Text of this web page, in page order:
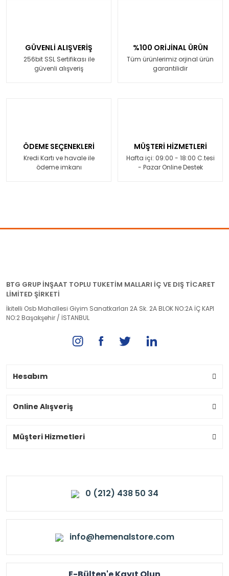
GÜVENLİ ALIŞVERİŞ
256bit SSL Sertifikası ile
güvenli alışveriş
%100 ORİJİNAL ÜRÜN
Tüm ürünlerimiz orjinal ürün
garantilidir
ÖDEME SEÇENEKLERİ
Kredi Kartı ve havale ile
ödeme imkanı
MÜŞTERİ HİZMETLERİ
Hafta içi: 09:00 - 18:00 C.tesi
- Pazar Online Destek
BTG GRUP İNŞAAT TOPLU TUKETİM MALLARI İÇ VE DIŞ TİCARET
LİMİTED ŞİRKETİ
İkitelli Osb Mahallesi Giyim Sanatkarları 2A Sk. 2A BLOK NO:2A İÇ KAPI
NO:2 Başakşehir / İSTANBUL
Hesabım
Online Alışveriş
Müşteri Hizmetleri
0 (212) 438 50 34
info@hemenalstore.com